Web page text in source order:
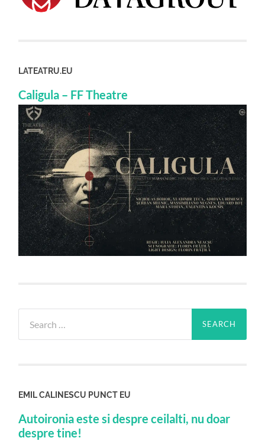
LATEATRU.EU
Caligula – FF Theatre
for:
EMIL CALINESCU PUNCT EU
Autoironia este si despre ceilalti, nu doar
despre tine!